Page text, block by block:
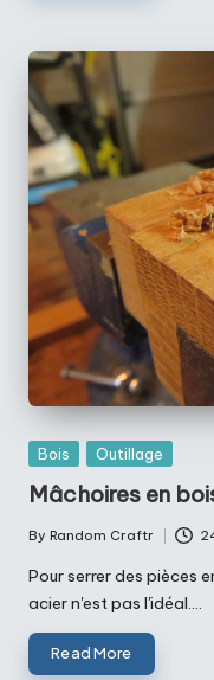
Posted
Bois Outillage
Mâchoires en
Posted
by
By Random Craftr
Pour serrer des pièces
acier n'est pas l'idéal.…
Read More